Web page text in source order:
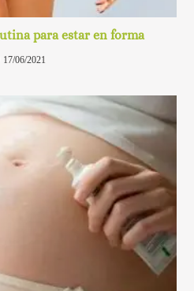
para estar en forma
17/06/2021